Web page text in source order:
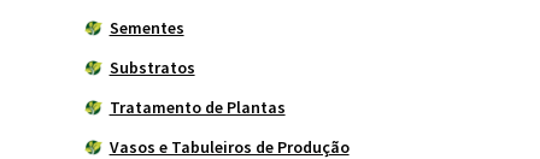
Sementes
Substratos
Tratamento de Plantas
Vasos e Tabuleiros de Produção